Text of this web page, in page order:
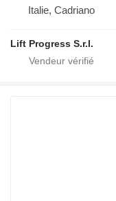
Italie, Cadriano
Lift Progress S.r.l.